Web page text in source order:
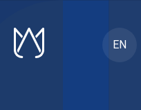
content
EN